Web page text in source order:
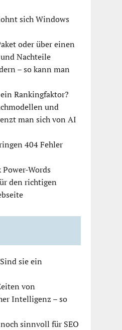
sich Windows
oder über einen
Nachteile
– so kann man
Rankingfaktor?
und
man sich von AI
404 Fehler
Words
den richtigen
sie ein
von
Intelligenz – so
sinnvoll für SEO